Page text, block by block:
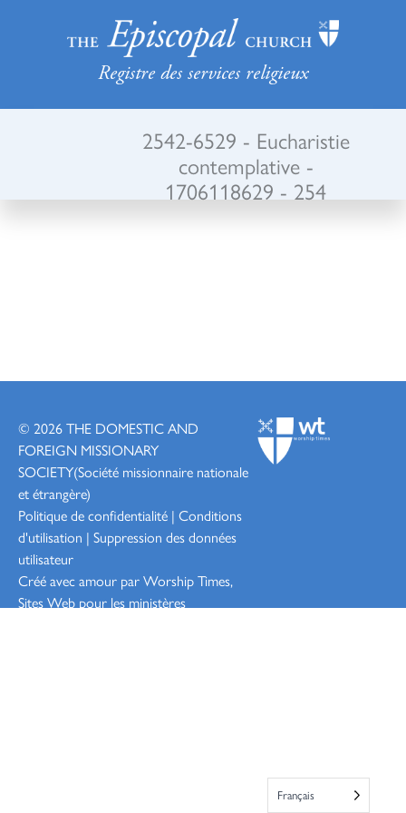
Registre des services religieux
2542-6529 - Eucharistie
contemplative -
1706118629 - 254
© 2026THE DOMESTIC AND
FOREIGN MISSIONARY
SOCIETY(Société missionnaire nationale
et étrangère)
Politique de confidentialité | Conditions
d'utilisation | Suppression des données
utilisateur
Créé avec amour par WorshipTimes,
Sites Web pour les ministères
Français